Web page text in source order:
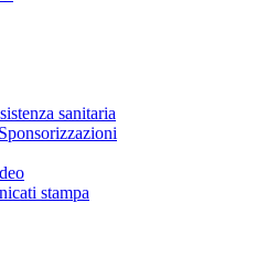
sanitaria
stampa